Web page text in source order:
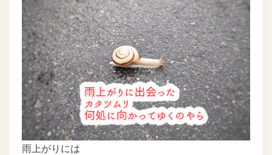
雨上がりには